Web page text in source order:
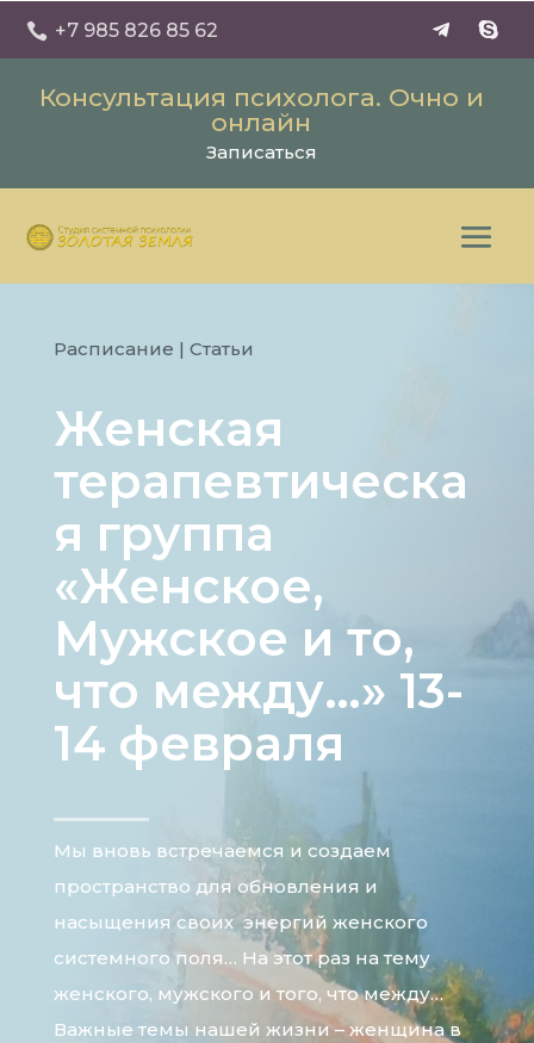
 +7 985 826 85 62
Консультация психолога. Очно и
онлайн
Записаться
Расписание | Статьи
Женская
терапевтическа
я группа
«Женское,
Мужское и то,
что между…» 13-
14 февраля
Мы вновь встречаемся и создаем
пространство для обновления и
насыщения своих энергий женского
системного поля… На этот раз на тему
женского, мужского и того, что между…
Важные темы нашей жизни – женщина в